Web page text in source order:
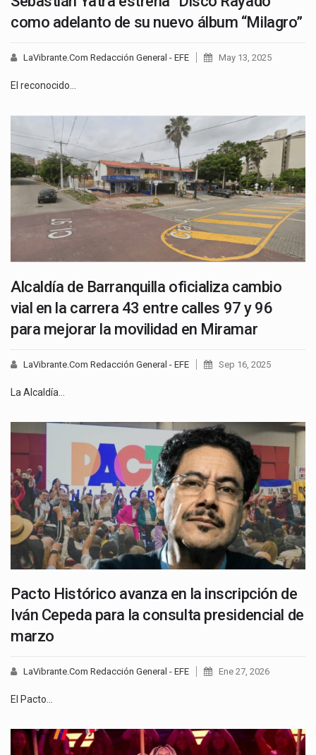
como adelanto de su nuevo álbum “Milagro”
LaVibrante.Com Redacción General - EFE May 13, 2025
El reconocido…
Alcaldía de Barranquilla oficializa cambio
vial en la carrera 43 entre calles 97 y 96
para mejorar la movilidad en Miramar
LaVibrante.Com Redacción General - EFE Sep 16, 2025
La Alcaldía…
Pacto Histórico avanza en la inscripción de
Iván Cepeda para la consulta presidencial de
marzo
LaVibrante.Com Redacción General - EFE Ene 27, 2026
El Pacto…